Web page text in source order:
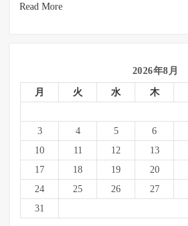
Read More
2026年8月
月 火 水 木
3
4 5 6
10
11 12 13
17
18 19 20
24
25 26 27
31